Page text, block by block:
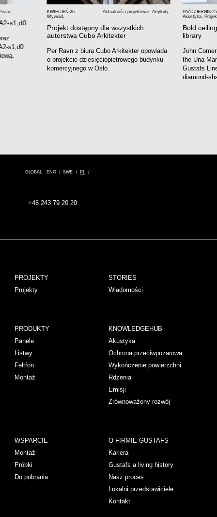
,
s1,d0
s1,d0
KWIECIEŃ-26 Aktualności projektowe, Artykuły,
Wywiad
Projekt dostępny dla wszystkich
autorstwa Cubo Arkitekter
Per Ravn z biura Cubo Arkitekter opowiada
o projekcie dziesięciopiętrowego budynku
komercyjnego w Oslo.
PAŹDZIERNIK-25
Akustyka,
Bold
library
John
the Una
Gustafs
diamond-
GLOBAL ENG SWE PL
+46 243 79 20 20
PROJEKTY
Projekty
STORIES
Wiadomości
PRODUKTY
Panele
Listwy
Feltfon
Montaż
KNOWLEDGEHUB
Akustyka
Ochrona przeciwpożarowa
Wykończenie powierzchni
Rdzenia
Emisji
Zrównoważony rozwój
WSPARCIE
Montaż
Próbki
Do pobrania
O FIRMIE GUSTAFS
Kariera
Gustafs a living history
Nasz proces
Lokalni przedstawiciele
Kontakt